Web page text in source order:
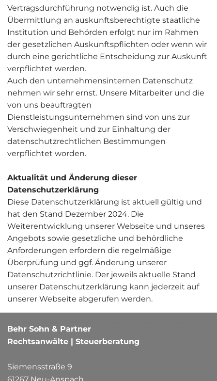
Vertragsdurchführung notwendig ist. Auch die
Übermittlung an auskunftsberechtigte staatliche
Institution und Behörden erfolgt nur im Rahmen
der gesetzlichen Auskunftspflichten oder wenn wir
durch eine gerichtliche Entscheidung zur Auskunft
verpflichtet werden.
Auch den unternehmensinternen Datenschutz
nehmen wir sehr ernst. Unsere Mitarbeiter und die
von uns beauftragten
Dienstleistungsunternehmen sind von uns zur
Verschwiegenheit und zur Einhaltung der
datenschutzrechtlichen Bestimmungen
verpflichtet worden.
Aktualität und Änderung dieser
Datenschutzerklärung
Diese Datenschutzerklärung ist aktuell gültig und
hat den Stand Dezember 2024. Die
Weiterentwicklung unserer Webseite und unseres
Angebots sowie gesetzliche und behördliche
Anforderungen erfordern die regelmäßige
Überprüfung und ggf. Änderung unserer
Datenschutzrichtlinie. Der jeweils aktuelle Stand
unserer Datenschutzerklärung kann jederzeit auf
unserer Webseite abgerufen werden.
Behr Sohn & Partner
Rechtsanwälte | Steuerberatung
Siemensstraße 9